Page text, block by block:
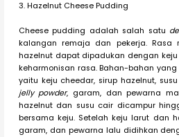
3. Hazelnut Cheese Pudding
Cheese pudding adalah salah satu
kalangan remaja dan pekerja.
hazelnut dapat dipadukan dengan
keharmonisan rasa. Bahan-bahan
yaitu keju cheedar, sirup hazelnut, susu
jelly powder, garam, dan pewarna
hazelnut dan susu cair dicampur
bersama keju. Setelah keju larut dan
garam, dan pewarna lalu didihkan